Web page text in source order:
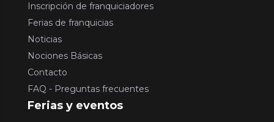
Inscripción de franquiciadores
Ferias de franquicias
Noticias
Nociones Básicas
Contacto
FAQ - Preguntas frecuentes
Ferias y eventos